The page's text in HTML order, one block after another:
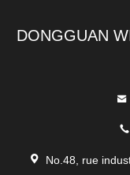
DONGGUAN
No.48, rue